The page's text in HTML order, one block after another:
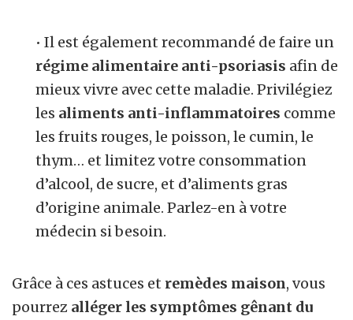
• Il est également recommandé de faire un
régime alimentaire anti-psoriasis afin de
mieux vivre avec cette maladie. Privilégiez
les aliments anti-inflammatoires comme
les fruits rouges, le poisson, le cumin, le
thym… et limitez votre consommation
d’alcool, de sucre, et d’aliments gras
d’origine animale. Parlez-en à votre
médecin si besoin.
Grâce à ces astuces et remèdes maison, vous
pourrez alléger les symptômes gênant du